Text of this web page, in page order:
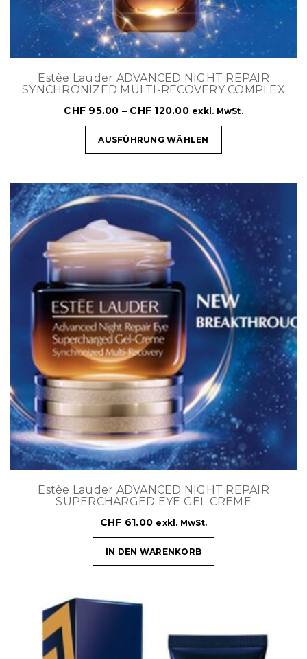
Estèe Lauder ADVANCED NIGHT REPAIR
SYNCHRONIZED MULTI-RECOVERY COMPLEX
CHF 95.00 – CHF 120.00 exkl. MwSt.
AUSFÜHRUNG WÄHLEN
Estèe Lauder ADVANCED NIGHT REPAIR
SUPERCHARGED EYE GEL CREME
CHF 61.00 exkl. MwSt.
IN DEN WARENKORB